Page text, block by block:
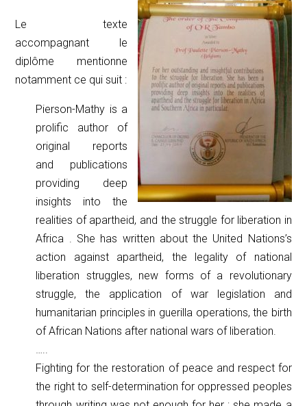
Le texte
accompagnant le
diplôme mentionne
notamment ce qui suit :
Pierson-Mathy is a
prolific author of
original reports
and publications
providing deep
insights into the
realities of apartheid, and the struggle for liberation in
Africa . She has written about the United Nations’s
action against apartheid, the legality of national
liberation struggles, new forms of a revolutionary
struggle, the application of war legislation and
humanitarian principles in guerilla operations, the birth
of African Nations after national wars of liberation.
…..
Fighting for the restoration of peace and respect for
the right to self-determination for oppressed peoples